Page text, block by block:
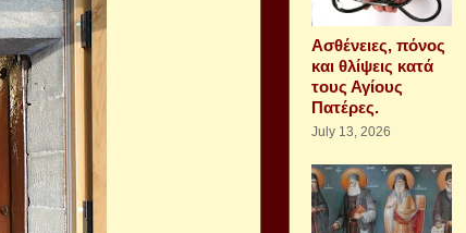
Aσθένειες, πόνος
και θλίψεις κατά
τους Αγίους
Πατέρες.
July 13, 2026